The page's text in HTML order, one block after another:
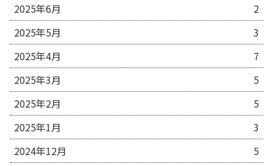
2025年6月
2
2025年5月
3
2025年4月
7
2025年3月
5
2025年2月
5
2025年1月
3
2024年12月
5